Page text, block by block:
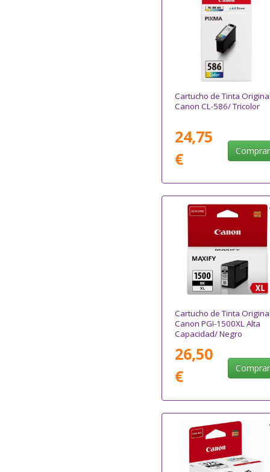
Cartucho de Tinta
Canon CL-586/ Tricolor
24,75
€
Comprar
Cartucho de Tinta
Canon PGI-1500XL Alta
Capacidad/ Negro
26,50
€
Comprar